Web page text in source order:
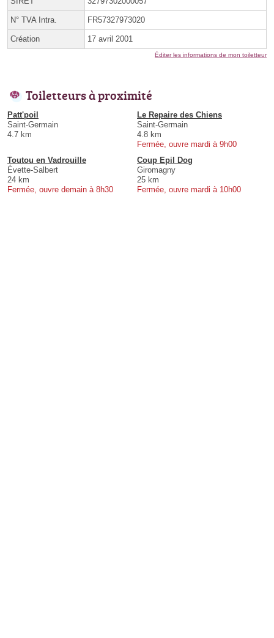
N° TVA Intra. FR57327973020
Création 17 avril 2001
Éditer les informations de mon toiletteur
Toiletteurs à proximité
Patt'poil
Saint-Germain
4.7 km
Le Repaire des Chiens
Saint-Germain
4.8 km
Fermée, ouvre mardi à 9h00
Toutou en Vadrouille
Évette-Salbert
24 km
Fermée, ouvre demain à 8h30
Coup Epil Dog
Giromagny
25 km
Fermée, ouvre mardi à 10h00